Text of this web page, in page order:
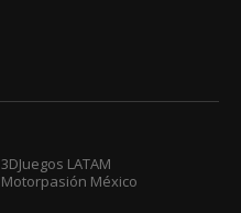
3DJuegos LATAM
Motorpasión México